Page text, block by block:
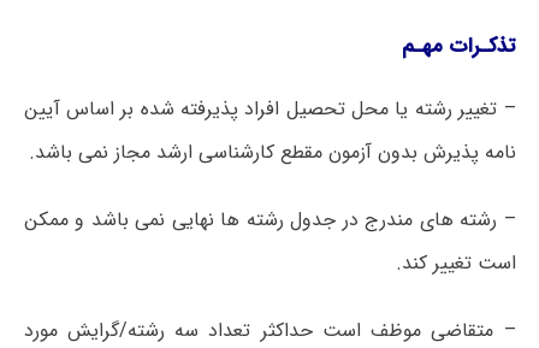
تذکـرات مهـم
– تغییر رشته یا محل تحصیل افراد پذیرفته شده بر اساس آیین
نامه پذیرش بدون آزمون مقطع کارشناسی ارشد مجاز نمی باشد.
– رشته های مندرج در جدول رشته ها نهایی نمی باشد و ممکن
است تغییر کند.
– متقاضی موظف است حداکثر تعداد سه رشته/گرایش مورد